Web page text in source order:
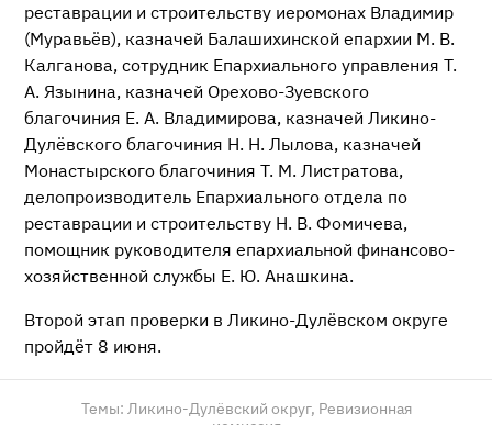
реставрации и строительству иеромонах Владимир
(Муравьёв), казначей Балашихинской епархии М. В.
Калганова, сотрудник Епархиального управления Т.
А. Язынина, казначей Орехово-Зуевского
благочиния Е. А. Владимирова, казначей Ликино-
Дулёвского благочиния Н. Н. Лылова, казначей
Монастырского благочиния Т. М. Листратова,
делопроизводитель Епархиального отдела по
реставрации и строительству Н. В. Фомичева,
помощник руководителя епархиальной финансово-
хозяйственной службы Е. Ю. Анашкина.
Второй этап проверки в Ликино-Дулёвском округе
пройдёт 8 июня.
Темы: Ликино-Дулёвский округ, Ревизионная